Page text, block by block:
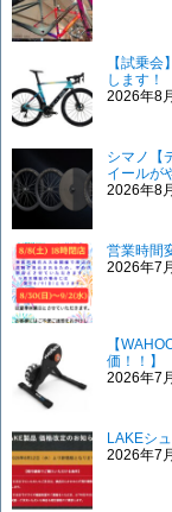
【試乗
します！
2026年8
シマノ【
イールが
2026年8
営業時間
2026年7
【
価！！】
2026年7
LAKEシ
2026年7